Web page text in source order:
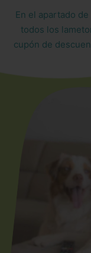
En el apartado
todos los
cupón de